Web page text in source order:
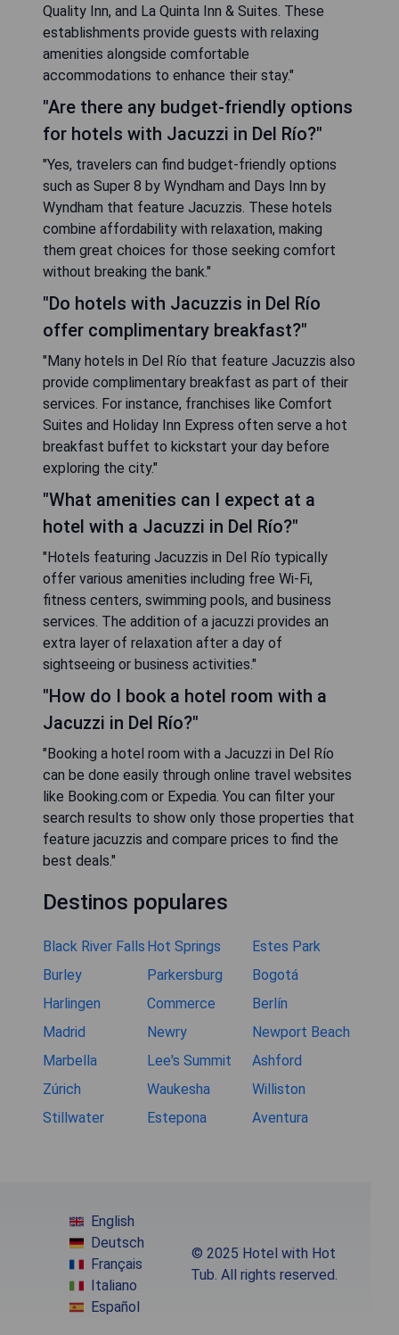
Quality Inn, and La Quinta Inn & Suites. These
establishments provide guests with relaxing
amenities alongside comfortable
accommodations to enhance their stay."
"Are there any budget-friendly options
for hotels with Jacuzzi in Del Río?"
"Yes, travelers can find budget-friendly options
such as Super 8 by Wyndham and Days Inn by
Wyndham that feature Jacuzzis. These hotels
combine affordability with relaxation, making
them great choices for those seeking comfort
without breaking the bank."
"Do hotels with Jacuzzis in Del Río
offer complimentary breakfast?"
"Many hotels in Del Río that feature Jacuzzis also
provide complimentary breakfast as part of their
services. For instance, franchises like Comfort
Suites and Holiday Inn Express often serve a hot
breakfast buffet to kickstart your day before
exploring the city."
"What amenities can I expect at a
hotel with a Jacuzzi in Del Río?"
"Hotels featuring Jacuzzis in Del Río typically
offer various amenities including free Wi-Fi,
fitness centers, swimming pools, and business
services. The addition of a jacuzzi provides an
extra layer of relaxation after a day of
sightseeing or business activities."
"How do I book a hotel room with a
Jacuzzi in Del Río?"
"Booking a hotel room with a Jacuzzi in Del Río
can be done easily through online travel websites
like Booking.com or Expedia. You can filter your
search results to show only those properties that
feature jacuzzis and compare prices to find the
best deals."
Destinos populares
Black River Falls Hot Springs
Estes Park
Burley
Parkersburg
Bogotá
Harlingen
Commerce
Berlín
Madrid
Newry
Newport Beach
Marbella
Lee's Summit
Ashford
Zúrich
Waukesha
Williston
Stillwater
Estepona Aventura
English
Deutsch
Français
Italiano
Español
© 2025 Hotel with Hot
Tub. All rights reserved.